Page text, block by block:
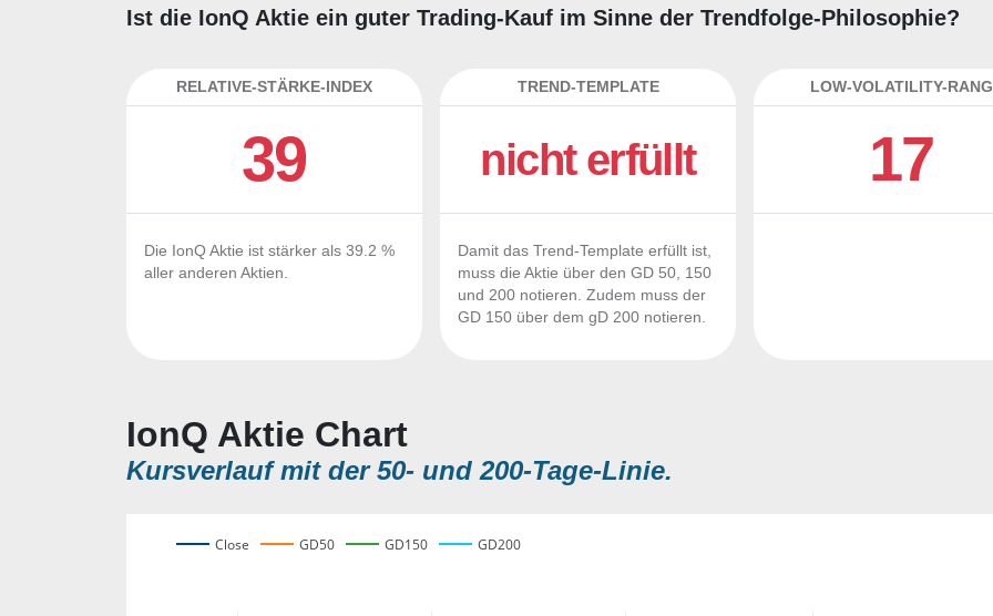
Ist die IonQ Aktie ein guter Trading-Kauf im Sinne der Trendfolge-Philosophie?
RELATIVE-STÄRKE-INDEX
39
Die IonQ Aktie ist stärker als 39.2 %
aller anderen Aktien.
TREND-TEMPLATE
nicht erfüllt
Damit das Trend-Template erfüllt ist,
muss die Aktie über den GD 50, 150
und 200 notieren. Zudem muss der
GD 150 über dem gD 200 notieren.
LOW-VOLATILITY-RANG
17
IonQ Aktie Chart
Kursverlauf mit der 50- und 200-Tage-Linie.
Close GD50 GD150 GD200